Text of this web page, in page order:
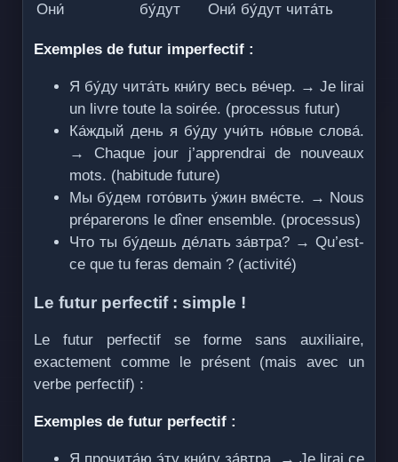
Они́
бу́дут Они́ бу́дут чита́ть
Exemples de futur imperfectif :
Я бу́ду чита́ть кни́гу весь ве́чер. → Je lirai
un livre toute la soirée. (processus futur)
Ка́ждый день я бу́ду учи́ть но́вые слова́.
→ Chaque jour j’apprendrai de nouveaux
mots. (habitude future)
Мы бу́дем гото́вить у́жин вме́сте. → Nous
préparerons le dîner ensemble. (processus)
Что ты бу́дешь де́лать за́втра? → Qu’est-
ce que tu feras demain ? (activité)
Le futur perfectif : simple !
Le futur perfectif se forme sans auxiliaire,
exactement comme le présent (mais avec un
verbe perfectif) :
Exemples de futur perfectif :
Я прочита́ю э́ту кни́гу за́втра. → Je lirai ce